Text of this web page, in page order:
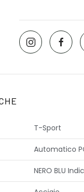
T-Sport
Automatico
NERO BLU